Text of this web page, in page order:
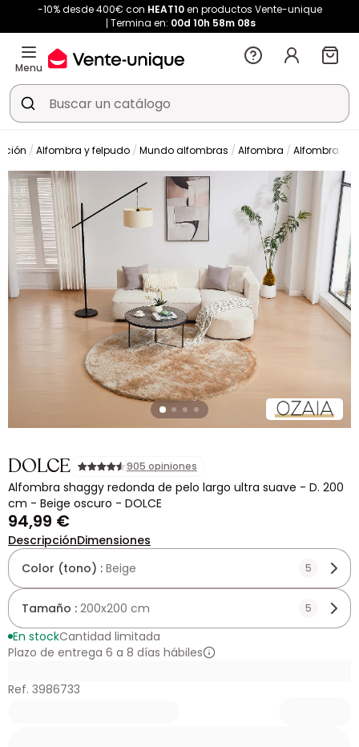
-10% desde 400€ con HEAT10en productos Vente-unique
Termina en: 00d 10h 58m 08s
Menu
Alfombra y felpudo Mundo alfombras Alfombra Alfombra de
DOLCE 905 opiniones
Alfombra shaggy redonda de pelo largo ultra suave - D. 200
cm - Beige oscuro - DOLCE
94,99 €
DescripciónDimensiones
Color (tono) : Beige 5
Tamaño : 200x200 cm 5
En stockCantidad limitada
Plazo de entrega 6 a 8 días hábiles
Ref. 3986733